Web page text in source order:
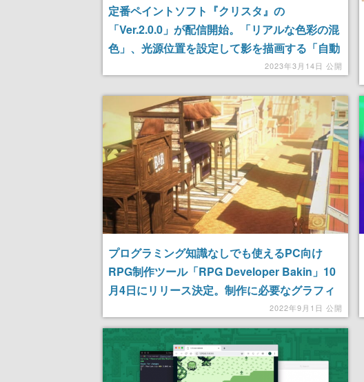
定番ペイントソフト『クリスタ』の
「Ver.2.0.0」が配信開始。「リアルな色彩の混
色」、光源位置を設定して影を描画する「自動
陰影」、デッサン人形の手を「撮影した手の映
2023年3月14日 公開
プログラミング知識なしでも使えるPC向け
RPG制作ツール「RPG Developer Bakin」10
月4日にリリース決定。制作に必要なグラフィ
2022年9月1日 公開